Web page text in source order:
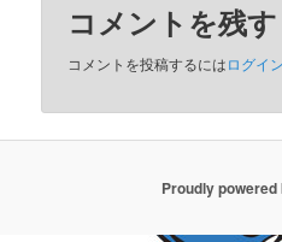
コメントを残す
コメントを投稿するにはログイン
Proudly